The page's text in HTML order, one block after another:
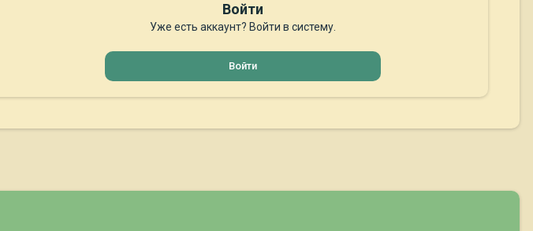
Войти
Уже есть аккаунт? Войти в систему.
Войти